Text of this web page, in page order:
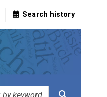
Search history